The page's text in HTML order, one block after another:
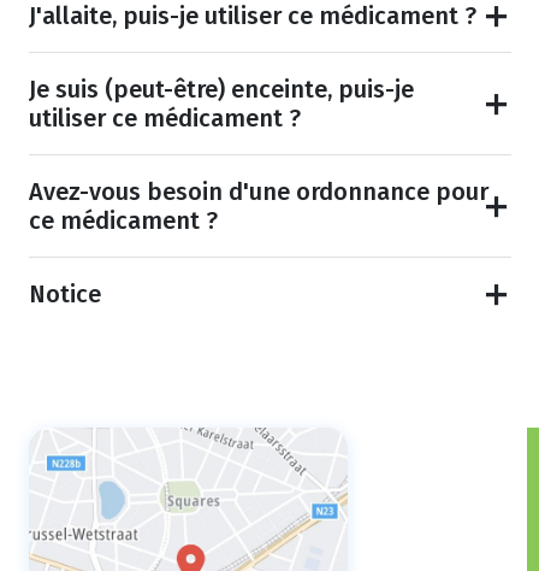
J'allaite, puis-je utiliser ce médicament ?
Je suis (peut-être) enceinte, puis-je
utiliser ce médicament ?
Avez-vous besoin d'une ordonnance pour
ce médicament ?
Notice